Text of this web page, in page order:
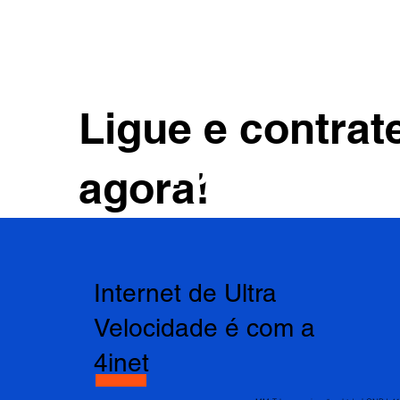
Ligue e
agora!15 3416-
Internet de Ultra
Velocidade é com a
4inet